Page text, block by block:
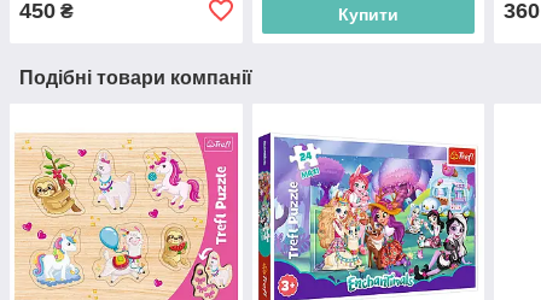
450 ₴ Купити 360
Подібні товари компанії